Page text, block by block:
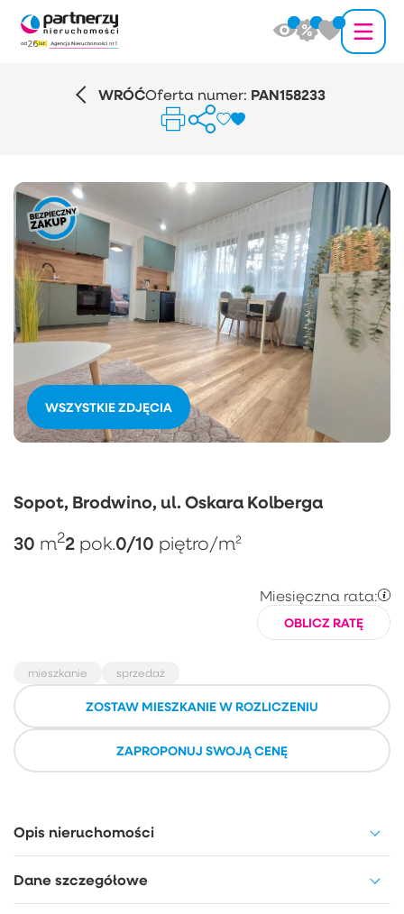
WRÓĆOferta numer: PAN158233
WSZYSTKIE ZDJĘCIA
Sopot, Brodwino, ul. Oskara Kolberga
30 m22 pok.0/10 piętro/m²
Miesięczna rata:
OBLICZ RATĘ
mieszkanie sprzedaż
ZOSTAW MIESZKANIE W ROZLICZENIU
ZAPROPONUJ SWOJĄ CENĘ
Opis nieruchomości
Dane szczegółowe